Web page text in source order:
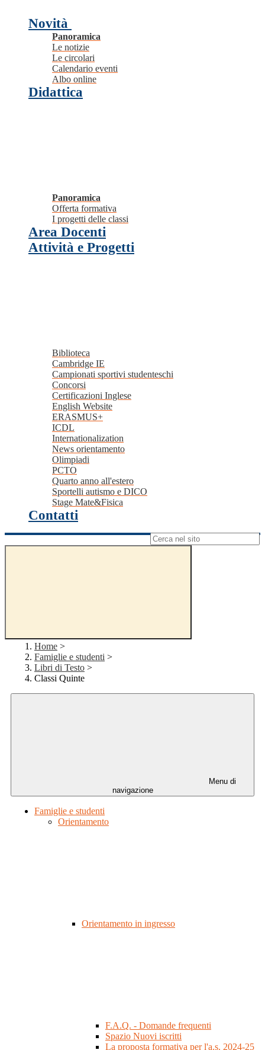
Novità
Panoramica
Le notizie
Le circolari
Calendario eventi
Albo online
Didattica
Panoramica
Offerta formativa
I progetti delle classi
Area Docenti
Attività e Progetti
Biblioteca
Cambridge IE
Campionati sportivi studenteschi
Concorsi
Certificazioni Inglese
English Website
ERASMUS+
ICDL
Internationalization
News orientamento
Olimpiadi
PCTO
Quarto anno all'estero
Sportelli autismo e DICO
Stage Mate&Fisica
Contatti
Campo di ricerca per le pagine del sito
Home >
Famiglie e studenti >
Libri di Testo >
Classi Quinte
Menu di
navigazione
Famiglie e studenti
Orientamento
Orientamento in ingresso
F.A.Q. - Domande frequenti
Spazio Nuovi iscritti
La proposta formativa per l'a.s. 2024-25